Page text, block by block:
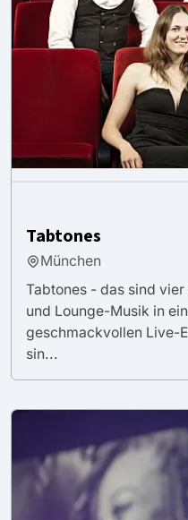
Tabtones
München
Tabtones - das sind
und Lounge-Musik in
geschmackvollen Live-
sin...